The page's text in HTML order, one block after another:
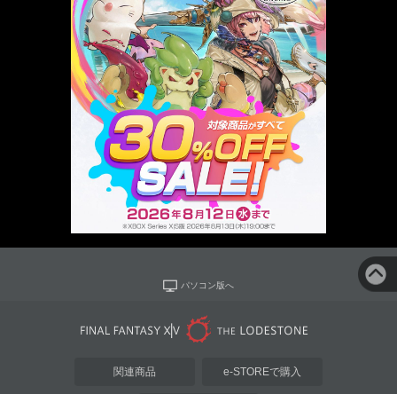
パソコン版へ
関連商品 e-STOREで購入